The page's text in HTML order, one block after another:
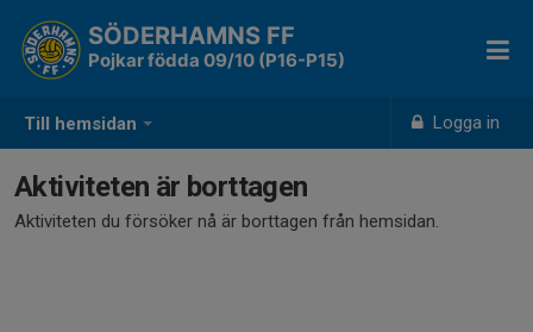
Till hemsidan Logga in
SÖDERHAMNS FF
Pojkar födda 09/10 (P16-P15)
Aktiviteten är borttagen
Aktiviteten du försöker nå är borttagen från hemsidan.